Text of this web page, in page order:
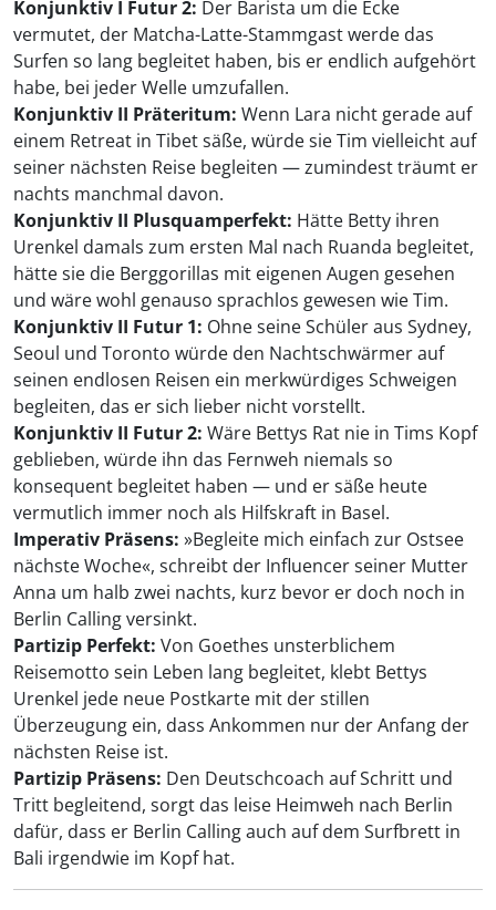
Konjunktiv I Futur 2: Der Barista um die Ecke
vermutet, der Matcha-Latte-Stammgast werde das
Surfen so lang begleitet haben, bis er endlich aufgehört
habe, bei jeder Welle umzufallen.
Konjunktiv II Präteritum: Wenn Lara nicht gerade auf
einem Retreat in Tibet säße, würde sie Tim vielleicht auf
seiner nächsten Reise begleiten — zumindest träumt er
nachts manchmal davon.
Konjunktiv II Plusquamperfekt: Hätte Betty ihren
Urenkel damals zum ersten Mal nach Ruanda begleitet,
hätte sie die Berggorillas mit eigenen Augen gesehen
und wäre wohl genauso sprachlos gewesen wie Tim.
Konjunktiv II Futur 1: Ohne seine Schüler aus Sydney,
Seoul und Toronto würde den Nachtschwärmer auf
seinen endlosen Reisen ein merkwürdiges Schweigen
begleiten, das er sich lieber nicht vorstellt.
Konjunktiv II Futur 2: Wäre Bettys Rat nie in Tims Kopf
geblieben, würde ihn das Fernweh niemals so
konsequent begleitet haben — und er säße heute
vermutlich immer noch als Hilfskraft in Basel.
Imperativ Präsens: »Begleite mich einfach zur Ostsee
nächste Woche«, schreibt der Influencer seiner Mutter
Anna um halb zwei nachts, kurz bevor er doch noch in
Berlin Calling versinkt.
Partizip Perfekt: Von Goethes unsterblichem
Reisemotto sein Leben lang begleitet, klebt Bettys
Urenkel jede neue Postkarte mit der stillen
Überzeugung ein, dass Ankommen nur der Anfang der
nächsten Reise ist.
Partizip Präsens: Den Deutschcoach auf Schritt und
Tritt begleitend, sorgt das leise Heimweh nach Berlin
dafür, dass er Berlin Calling auch auf dem Surfbrett in
Bali irgendwie im Kopf hat.